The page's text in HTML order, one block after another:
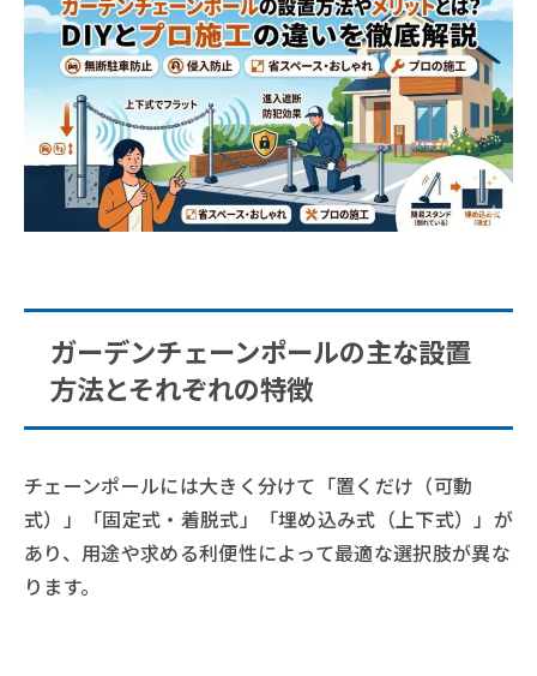
ガーデンチェーンポールの主な設置
方法とそれぞれの特徴
チェーンポールには大きく分けて「置くだけ（可動
式）」「固定式・着脱式」「埋め込み式（上下式）」が
あり、用途や求める利便性によって最適な選択肢が異な
ります。